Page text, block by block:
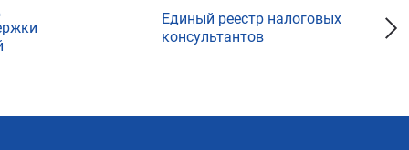
Единый реестр налоговых
консультантов